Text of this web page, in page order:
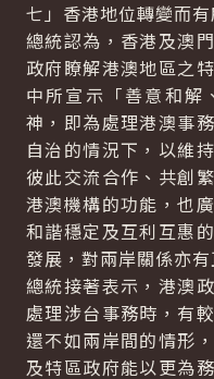
七」香港地位轉變而有
總統認為，香港及澳
政府瞭解港澳地區之
中所宣示「善意和解
神，即為處理港澳事
自治的情況下，以維
彼此交流合作、共創
港澳機構的功能，也
和諧穩定及互利互惠
發展，對兩岸關係亦有
總統接著表示，港澳
處理涉台事務時，有
還不如兩岸間的情形
及特區政府能以更為